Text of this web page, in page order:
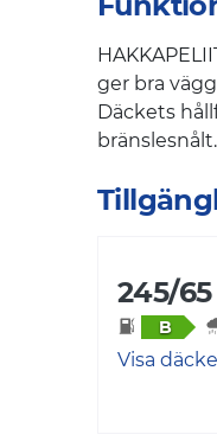
ger bra
Däckets
245/65
B
Visa